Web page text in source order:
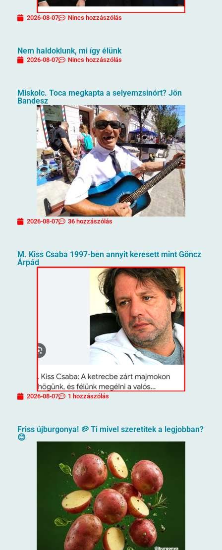
2026-08-07 Nincs hozzászólás
Nem haldoklunk, mi így élünk
2026-08-07 Nincs hozzászólás
Miskolc. Toca megkapta a selyemzsinórt? Jön
Bandesz
2026-08-07 36 hozzászólás
M. Kiss Csaba 1997-ben annyit keresett mint Göncz
Árpád
2026-08-07 1 hozzászólás
Friss újburgonya! 🥔 Ti mivel szeretitek a legjobban?
😊